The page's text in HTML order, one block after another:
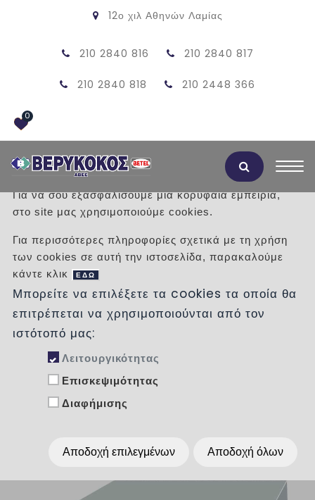
12ο χιλ Αθηνών Λαμίας
210 2840 816 210 2840 817
210 2840 818 210 2448 366
0
50Χ36Χ6
/ Προϊόντα /
ΠΡΟΙΟΝΤΑ ΤΣΙΜΕΝΤΟΥ
ΟΣΕ ΔΙΠΛΑ
Αποδοχή Cookies
Για να σου εξασφαλίσουμε μια κορυφαία εμπειρία,
στο site μας χρησιμοποιούμε cookies.
Για περισσότερες πληροφορίες σχετικά με τη χρήση
των cookies σε αυτή την ιστοσελίδα, παρακαλούμε
κάντε κλικ
ΕΔΩ
Μπορείτε να επιλέξετε τα cookies τα οποία θα
επιτρέπεται να χρησιμοποιούνται από τον
ιστότοπό μας:
Λειτουργικότητας
Επισκεψιμότητας
Διαφήμισης
Αποδοχή επιλεγμένων Αποδοχή όλων